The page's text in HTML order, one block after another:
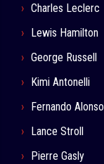
Charles Leclerc
Lewis Hamilton
George Russell
Kimi Antonelli
Fernando Alonso
Lance Stroll
Pierre Gasly